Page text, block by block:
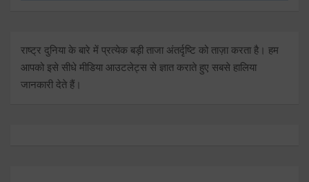
राष्ट्र दुनिया के बारे में प्रत्येक बड़ी ताजा अंतर्दृष्टि को ताज़ा करता है। हम
आपको इसे सीधे मीडिया आउटलेट्स से ज्ञात कराते हुए सबसे हालिया
जानकारी देते हैं।